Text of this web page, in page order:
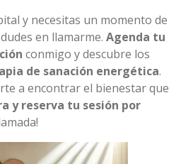
y necesitas un momento de
en llamarme. Agenda tu
conmigo y descubre los
de sanación energética.
a encontrar el bienestar que
y reserva tu sesión por